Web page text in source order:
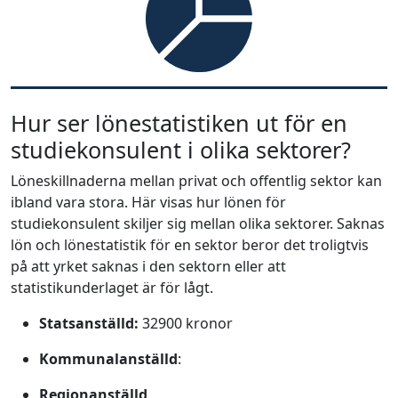
Hur ser lönestatistiken ut för en
studiekonsulent i olika sektorer?
Löneskillnaderna mellan privat och offentlig sektor kan
ibland vara stora. Här visas hur lönen för
studiekonsulent skiljer sig mellan olika sektorer. Saknas
lön och lönestatistik för en sektor beror det troligtvis
på att yrket saknas i den sektorn eller att
statistikunderlaget är för lågt.
Statsanställd: 32900 kronor
Kommunalanställd: